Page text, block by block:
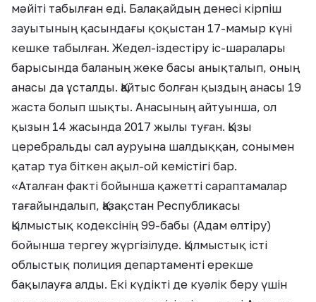
мәйіті табылған еді. Балақайдың денесі кірпіш
зауытының қасындағы қоқыстан 17-мамыр күні
кешке табылған. Жедел-іздестіру іс-шаралары
барысында баланың жеке басы анықталып, оның
анасы да ұсталды. Қайтыс болған қыздың анасы 19
жаста болып шықты. Анасының айтуынша, ол
қызын 14 жасында 2017 жылы туған. Қызы
церебральды сал ауруына шалдыққан, сонымен
қатар туа біткен ақыл-ой кемістігі бар.
«Аталған факті бойынша қажетті сараптамалар
тағайындалып, Қазақстан Республикасы
Қылмыстық кодексінің 99-бабы (Адам өлтіру)
бойынша тергеу жүргізілуде. Қылмыстық істі
облыстық полиция департаменті ерекше
бақылауға алды. Екі күдікті де куәлік беру үшін